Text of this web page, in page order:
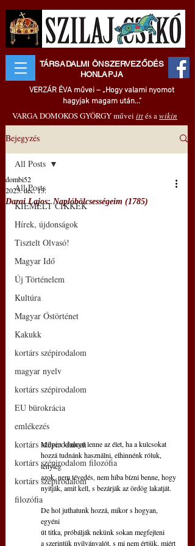
TÁRSADALMI ÖNSZERVEZŐDÉS
HONLAPJA
VERZÁR ÉVA művei – „Hogy valami nyomot
hagyjak magam után..."
VARGA DOMOKOS GYÖRGY művei ittés awikin
Bejegyzés
All Posts
KIEMELT CIKKEK
Hírek, újdonságok
Tisztelt Olvasó!
Magyar Idő
Új Történelem
Kultúra
Magyar Őstörténet
Kakukk
kortárs szépirodalom
magyar nyelv
kortárs szépirodalom
EU bürokrácia
emlékezés
kortárs szépirodalom
kortárs szépirodalom filozófia
kortárs szépirodalom
filozófia
All Posts
Darai Lajos: Naplóbölcsességeim (1785)
dombi52
2025. dec. 13.
Milyen könnyű lenne az élet, ha a kulcsokat
hozzá tudnánk használni, elhinnénk róluk,
tényleg
azok, nem tévedés, nem hiba bízni benne, hogy
nyitják, amit kell, s bezárják az ördög lakatját.
De hol juthatunk hozzá, mikor s hogyan,
egyéni
út titka, próbálják nekünk sokan megfejteni
a szerintük nyilvánvalót, s mi nem értjük, miért